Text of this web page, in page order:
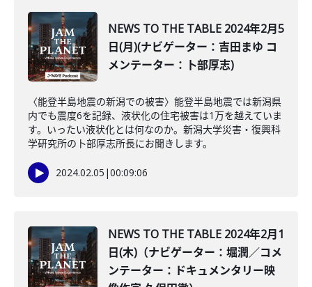
NEWS TO THE TABLE 2024年2月5
日(月)(ナビゲーター：吉田まゆ コ
メンテーター：卜部厚志)
〈能登半島地震の新潟での被害〉能登半島地震では新潟県
内でも震度6を記録、液状化の住宅被害は1万を越えていま
す。いったい液状化とは何なのか。新潟大学災害・復興科
学研究所の卜部厚志所長にお聞きします。
2024.02.05 |00:09:06
NEWS TO THE TABLE 2024年2月1
日(木)（ナビゲーター：堀潤／コメ
ンテーター：ドキュメンタリー映